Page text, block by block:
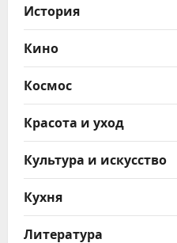
История
Кино
Космос
Красота и уход
Культура и искусство
Кухня
Литература